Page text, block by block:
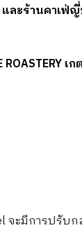
ละร้านคาเฟ่
เก
จะมีการปรับ